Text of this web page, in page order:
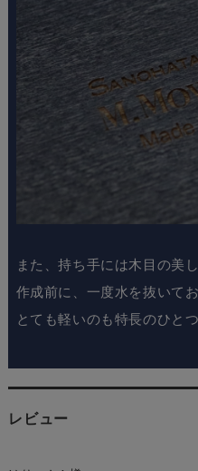
また、持ち手には木目の美
作成前に、 一度水を抜いて
とても軽いのも特長のひとつ
レビュー